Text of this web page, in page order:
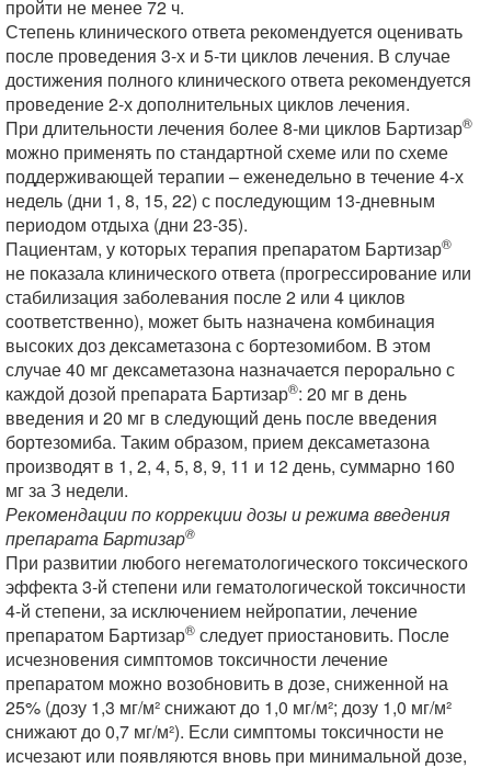
пройти не менее 72 ч.
Степень клинического ответа рекомендуется оценивать
после проведения 3-х и 5-ти циклов лечения. В случае
достижения полного клинического ответа рекомендуется
проведение 2-х дополнительных циклов лечения.
При длительности лечения более 8-ми циклов Бартизар®
можно применять по стандартной схеме или по схеме
поддерживающей терапии – еженедельно в течение 4-х
недель (дни 1, 8, 15, 22) с последующим 13-дневным
периодом отдыха (дни 23-35).
Пациентам, у которых терапия препаратом Бартизар®
не показала клинического ответа (прогрессирование или
стабилизация заболевания после 2 или 4 циклов
соответственно), может быть назначена комбинация
высоких доз дексаметазона с бортезомибом. В этом
случае 40 мг дексаметазона назначается перорально с
каждой дозой препарата Бартизар®: 20 мг в день
введения и 20 мг в следующий день после введения
бортезомиба. Таким образом, прием дексаметазона
производят в 1, 2, 4, 5, 8, 9, 11 и 12 день, суммарно 160
мг за З недели.
Рекомендации по коррекции дозы и режима введения
препарата Бартизар®
При развитии любого негематологического токсического
эффекта 3-й степени или гематологической токсичности
4-й степени, за исключением нейропатии, лечение
препаратом Бартизар® следует приостановить. После
исчезновения симптомов токсичности лечение
препаратом можно возобновить в дозе, сниженной на
25% (дозу 1,3 мг/м² снижают до 1,0 мг/м²; дозу 1,0 мг/м²
снижают до 0,7 мг/м²). Если симптомы токсичности не
исчезают или появляются вновь при минимальной дозе,